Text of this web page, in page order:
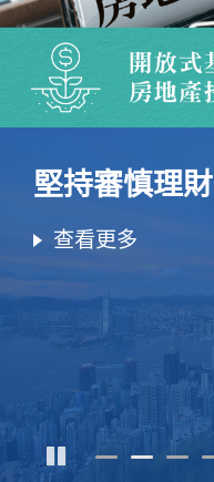
堅持審慎理財
查看更多